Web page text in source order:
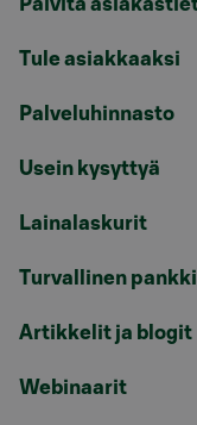
Päivitä
Tule asiakkaaksi
Palveluhinnasto
Usein kysyttyä
Lainalaskurit
Turvallinen
Artikkelit ja blogit
Webinaarit